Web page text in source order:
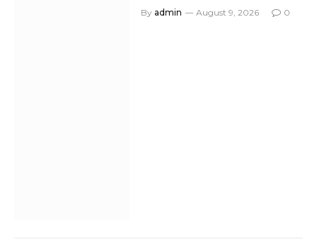
By admin August 9, 2026 0